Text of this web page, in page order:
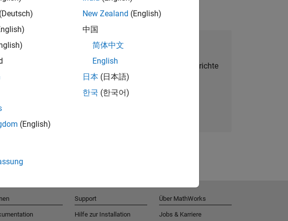
Talent Network beitreten
Erhalten Sie personalisierte Stellenangebote, Berichte
und Unternehmensneuigkeiten.
(Deutsch)
(English)
New Zealand (English)
中国
简体中文
English
日本 (日本語)
한국 (한국어)
Support
Hilfe zur Installation
Über MathWorks
Jobs & Karriere